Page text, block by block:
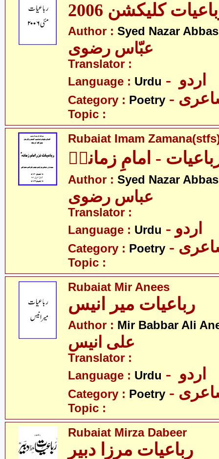
کلیکشن 2006
Author : Syed Nazar
عبّاس رضوی
Translator :
Language : Urdu
Category : Poetry
Topic :
Rubaiat Imam
- امامِ زمانہؑ
Author : Syed Nazar
عباس رضوی
Translator :
Language : Urdu - اردو
Category : Poetry
Topic :
Rubaiat Mir Anees
رباعیات میر انیس
Author : Mir Babbar Ali
علی انیس
Translator :
Language : Urdu
Category : Poetry
Topic :
Rubaiat Mirza Dabeer
رباعیات مرزا دبیر